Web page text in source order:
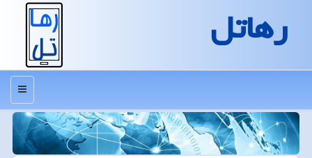
رهاتل
منو